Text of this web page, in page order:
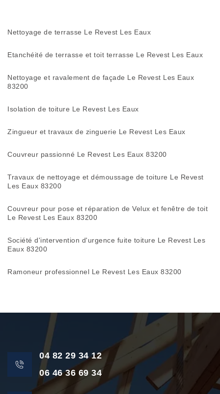
Nettoyage de terrasse Le Revest Les Eaux
Etanchéité de terrasse et toit terrasse Le Revest Les Eaux
Nettoyage et ravalement de façade Le Revest Les Eaux
83200
Isolation de toiture Le Revest Les Eaux
Zingueur et travaux de zinguerie Le Revest Les Eaux
Couvreur passionné Le Revest Les Eaux 83200
Travaux de nettoyage et démoussage de toiture Le Revest
Les Eaux 83200
Couvreur pour pose et réparation de Velux et fenêtre de toit
Le Revest Les Eaux 83200
Société d'intervention d'urgence fuite toiture Le Revest Les
Eaux 83200
Ramoneur professionnel Le Revest Les Eaux 83200
04 82 29 34 12
06 46 36 69 34